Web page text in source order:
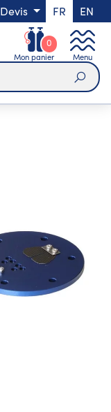
Devis FR EN
Mon panier
0
Menu